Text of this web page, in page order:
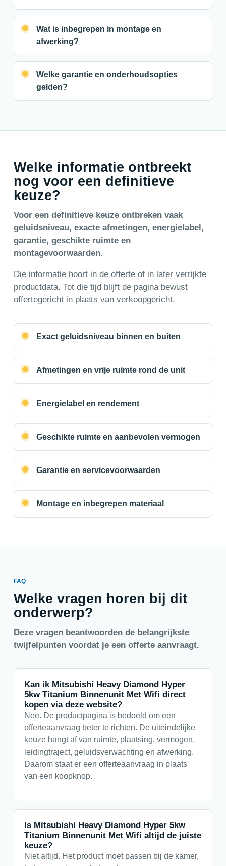
Wat is inbegrepen in montage en
afwerking?
Welke garantie en onderhoudsopties
gelden?
Welke informatie ontbreekt
nog voor een definitieve
keuze?
Voor een definitieve keuze ontbreken vaak
geluidsniveau, exacte afmetingen, energielabel,
garantie, geschikte ruimte en
montagevoorwaarden.
Die informatie hoort in de offerte of in later verrijkte
productdata. Tot die tijd blijft de pagina bewust
offertegericht in plaats van verkoopgericht.
Exact geluidsniveau binnen en buiten
Afmetingen en vrije ruimte rond de unit
Energielabel en rendement
Geschikte ruimte en aanbevolen vermogen
Garantie en servicevoorwaarden
Montage en inbegrepen materiaal
FAQ
Welke vragen horen bij dit
onderwerp?
Deze vragen beantwoorden de belangrijkste
twijfelpunten voordat je een offerte aanvraagt.
Kan ik Mitsubishi Heavy Diamond Hyper
5kw Titanium Binnenunit Met Wifi direct
kopen via deze website?
Nee. De productpagina is bedoeld om een
offerteaanvraag beter te richten. De uiteindelijke
keuze hangt af van ruimte, plaatsing, vermogen,
leidingtraject, geluidsverwachting en afwerking.
Daarom staat er een offerteaanvraag in plaats
van een koopknop.
Is Mitsubishi Heavy Diamond Hyper 5kw
Titanium Binnenunit Met Wifi altijd de juiste
keuze?
Niet altijd. Het product moet passen bij de kamer,